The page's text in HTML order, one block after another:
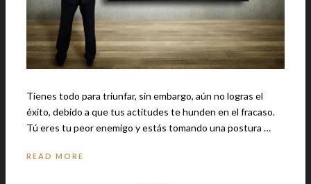
Tienes todo para triunfar, sin embargo, aún no logras el
éxito, debido a que tus actitudes te hunden en el fracaso.
Tú eres tu peor enemigo y estás tomando una postura …
READ MORE